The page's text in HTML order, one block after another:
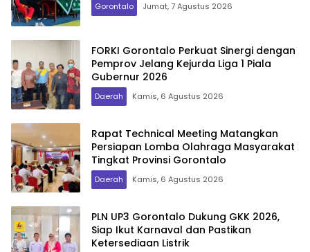
Gorontalo Jumat, 7 Agustus 2026
FORKI Gorontalo Perkuat Sinergi dengan
Pemprov Jelang Kejurda Liga 1 Piala
Gubernur 2026
Daerah Kamis, 6 Agustus 2026
Rapat Technical Meeting Matangkan
Persiapan Lomba Olahraga Masyarakat
Tingkat Provinsi Gorontalo
Daerah Kamis, 6 Agustus 2026
PLN UP3 Gorontalo Dukung GKK 2026,
Siap Ikut Karnaval dan Pastikan
Ketersediaan Listrik